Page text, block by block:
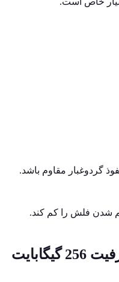
شدن فلش را کم کند.